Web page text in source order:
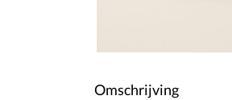
Omschrijving